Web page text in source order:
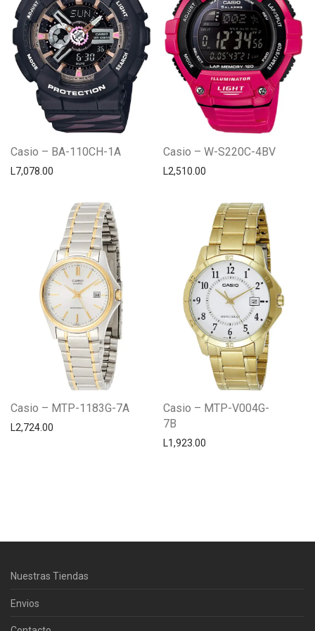
Casio – BA-110CH-1A
L7,078.00
Casio – W-S220C-4BV
L2,510.00
Casio – MTP-1183G-7A
L2,724.00
Casio – MTP-V004G-
7B
L1,923.00
Nuestras Tiendas
Envios